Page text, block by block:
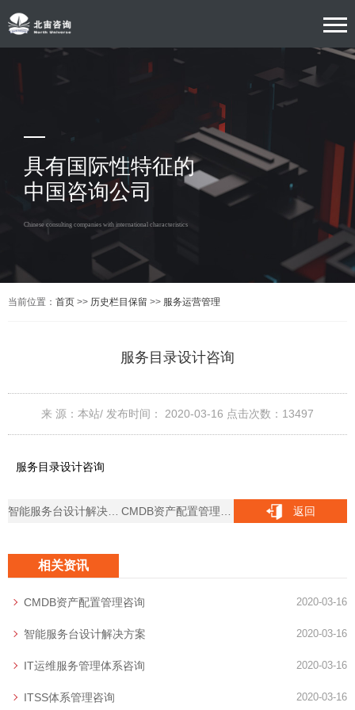
具有国际性特征的
中国咨询公司
Chinese consulting companies with international characteristics
当前位置： 首页 >> 历史栏目保留 >> 服务运营管理
服务目录设计咨询
来 源：本站/ 发布时间： 2020-03-16 点击次数： 13497
服务目录设计咨询
返回
相关资讯
CMDB资产配置管理咨询 2020-03-16
智能服务台设计解决方案 2020-03-16
IT运维服务管理体系咨询 2020-03-16
ITSS体系管理咨询 2020-03-16